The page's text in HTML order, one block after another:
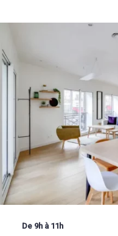
De 9h à 11h